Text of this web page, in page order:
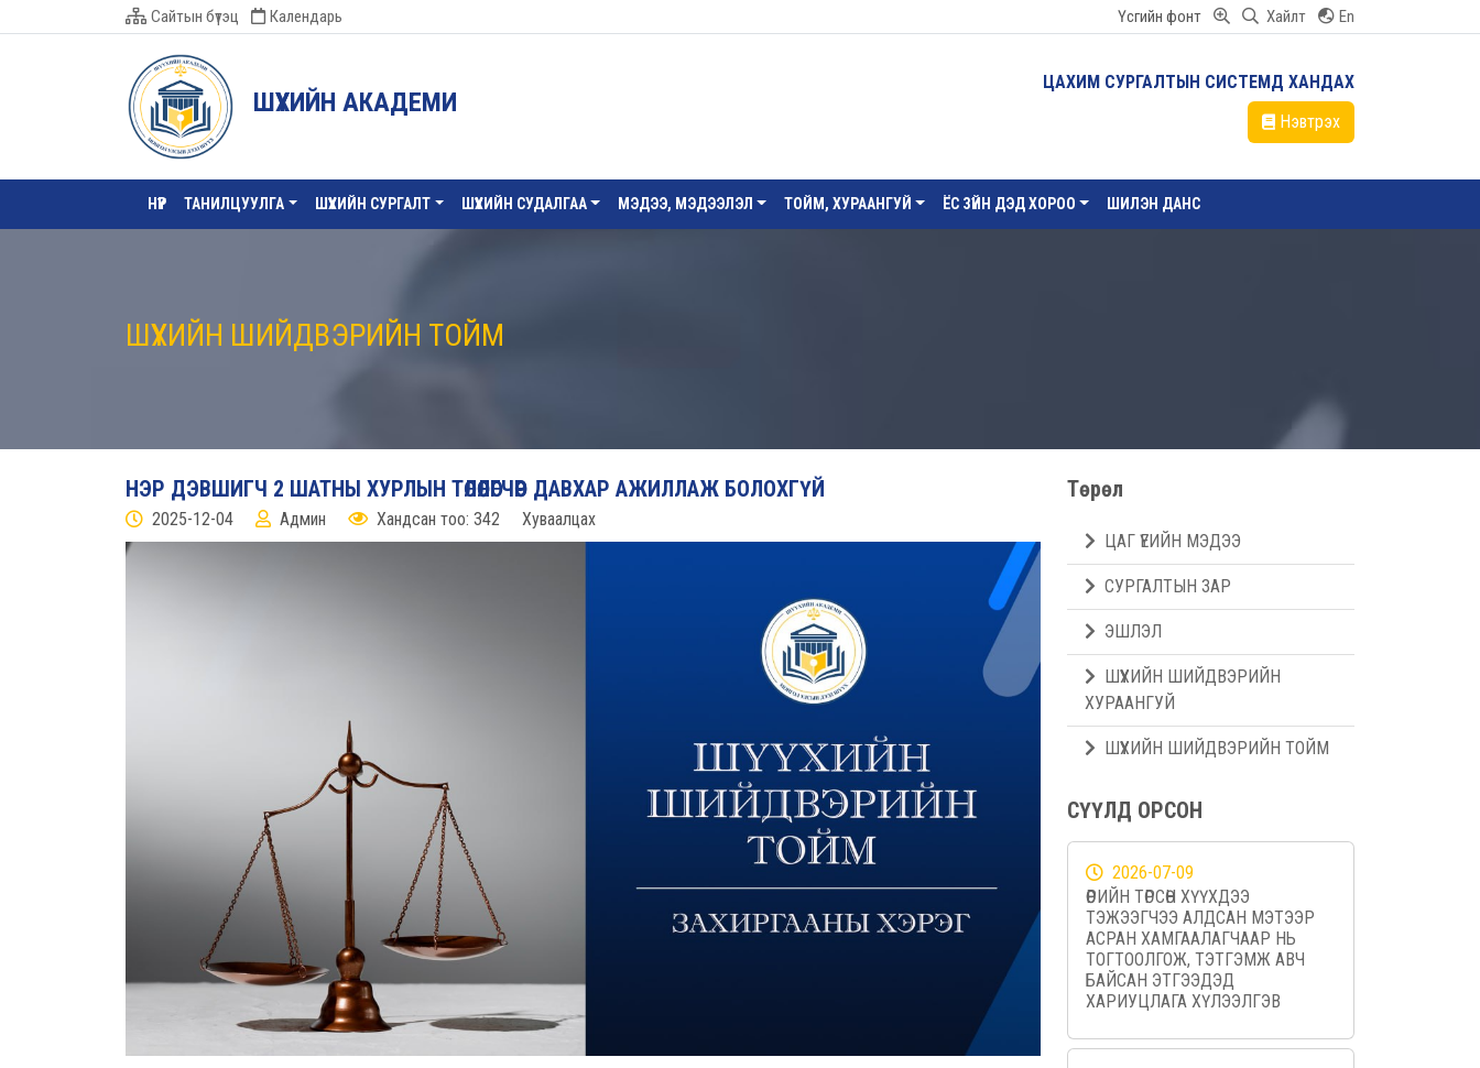
Сайтын бүтэц Календарь Үсгийн фонт Хайлт En
ШҮҮХИЙН АКАДЕМИ
ЦАХИМ СУРГАЛТЫН СИСТЕМД ХАНДАХ
Нэвтрэх
НҮҮР ТАНИЛЦУУЛГА ШҮҮХИЙН СУРГАЛТ ШҮҮХИЙН СУДАЛГАА МЭДЭЭ, МЭДЭЭЛЭЛ ТОЙМ, ХУРААНГУЙ ЁС ЗҮЙН ДЭД ХОРОО ШИЛЭН ДАНС
ШҮҮХИЙН ШИЙДВЭРИЙН ТОЙМ
НЭР ДЭВШИГЧ 2 ШАТНЫ ХУРЛЫН ТӨЛӨӨЛӨГЧӨӨР ДАВХАР АЖИЛЛАЖ БОЛОХГҮЙ
2025-12-04 Админ Хандсан тоо: 342 Хуваалцах
Төрөл
ЦАГ ҮЕИЙН МЭДЭЭ
СУРГАЛТЫН ЗАР
ЭШЛЭЛ
ШҮҮХИЙН ШИЙДВЭРИЙН
ХУРААНГУЙ
ШҮҮХИЙН ШИЙДВЭРИЙН ТОЙМ
СҮҮЛД ОРСОН
2026-07-09
ӨӨРИЙН ТӨРСӨН ХҮҮХДЭЭ
ТЭЖЭЭГЧЭЭ АЛДСАН МЭТЭЭР
АСРАН ХАМГААЛАГЧААР НЬ
ТОГТООЛГОЖ, ТЭТГЭМЖ АВЧ
БАЙСАН ЭТГЭЭДЭД
ХАРИУЦЛАГА ХҮЛЭЭЛГЭВ